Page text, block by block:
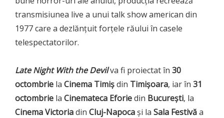
transmisiunea live a unui talk show american din
1977 care a dezlănțuit forțele răului în casele
telespectatorilor.
Late Night With the Devilva fi proiectat în 30
octombrie la Cinema Timișdin Timișoara, iar în 31
octombrie la Cinemateca Eforiedin București, la
Cinema Victoriadin Cluj-Napocași la Sala Festivăa